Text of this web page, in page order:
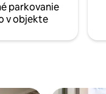
parkovanie
v objekte